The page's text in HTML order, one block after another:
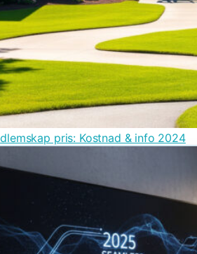
pris: Kostnad & info 2024